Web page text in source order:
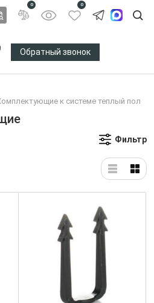
0 0
Обратный звонок
к системе теплый пол
Фильтр